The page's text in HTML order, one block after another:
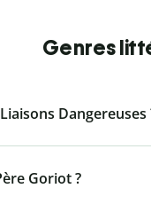
Genres
Dangereuses
Goriot ?